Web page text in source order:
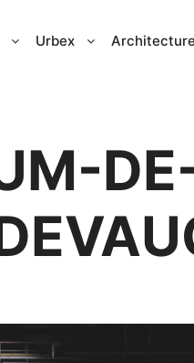
Urbex Architecture